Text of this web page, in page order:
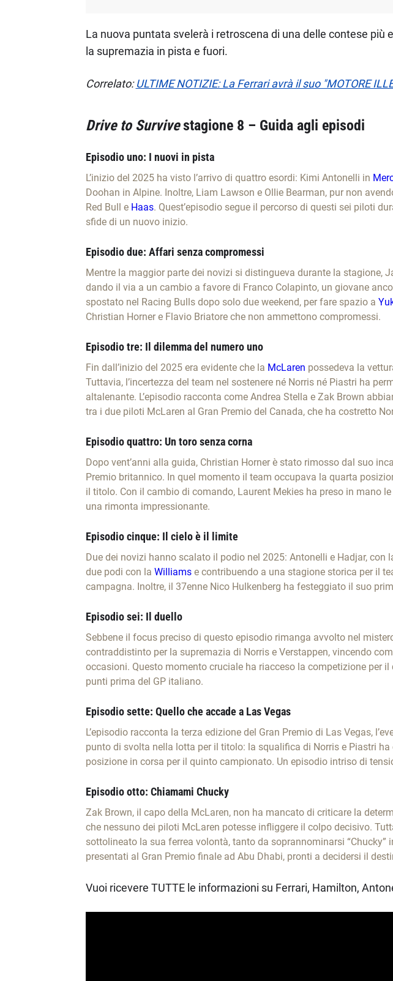
La nuova puntata svelerà i retroscena di una delle contese
la supremazia in pista e fuori.
Correlato:ULTIME NOTIZIE: La Ferrari avrà il suo "MOTORE
Drive to Survivestagione 8 – Guida agli episodi
Episodio uno: I nuovi in pista
L’inizio del 2025 ha visto l’arrivo di quattro esordi: Kimi Antonelli in
Doohan in Alpine. Inoltre, Liam Lawson e Ollie Bearman, pur non
Red Bull e Haas. Quest’episodio segue il percorso di questi sei piloti
sfide di un nuovo inizio.
Episodio due: Affari senza compromessi
Mentre la maggior parte dei novizi si distingueva durante la stagione,
dando il via a un cambio a favore di Franco Colapinto, un giovane
spostato nel Racing Bulls dopo solo due weekend, per fare spazio a
Christian Horner e Flavio Briatore che non ammettono compromessi.
Episodio tre: Il dilemma del numero uno
Fin dall’inizio del 2025 era evidente che la McLaren possedeva la
Tuttavia, l’incertezza del team nel sostenere né Norris né Piastri ha
altalenante. L’episodio racconta come Andrea Stella e Zak Brown
tra i due piloti McLaren al Gran Premio del Canada, che ha costretto
Episodio quattro: Un toro senza corna
Dopo vent’anni alla guida, Christian Horner è stato rimosso dal suo
Premio britannico. In quel momento il team occupava la quarta
il titolo. Con il cambio di comando, Laurent Mekies ha preso in mano
una rimonta impressionante.
Episodio cinque: Il cielo è il limite
Due dei novizi hanno scalato il podio nel 2025: Antonelli e Hadjar, con
due podi con la Williamse contribuendo a una stagione storica per il
campagna. Inoltre, il 37enne Nico Hulkenberg ha festeggiato il suo
Episodio sei: Il duello
Sebbene il focus preciso di questo episodio rimanga avvolto nel
contraddistinto per la supremazia di Norris e Verstappen, vincendo
occasioni. Questo momento cruciale ha riacceso la competizione per
punti prima del GP italiano.
Episodio sette: Quello che accade a Las Vegas
L’episodio racconta la terza edizione del Gran Premio di Las Vegas,
punto di svolta nella lotta per il titolo: la squalifica di Norris e Piastri
posizione in corsa per il quinto campionato. Un episodio intriso di
Episodio otto: Chiamami Chucky
Zak Brown, il capo della McLaren, non ha mancato di criticare la
che nessuno dei piloti McLaren potesse infliggere il colpo decisivo.
sottolineato la sua ferrea volontà, tanto da soprannominarsi
presentati al Gran Premio finale ad Abu Dhabi, pronti a decidersi il
Vuoi ricevere TUTTE le informazioni su Ferrari, Hamilton,